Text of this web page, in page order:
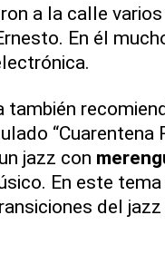
a la calle
En él
también
“Cuarentena
jazz con
En este
del jazz